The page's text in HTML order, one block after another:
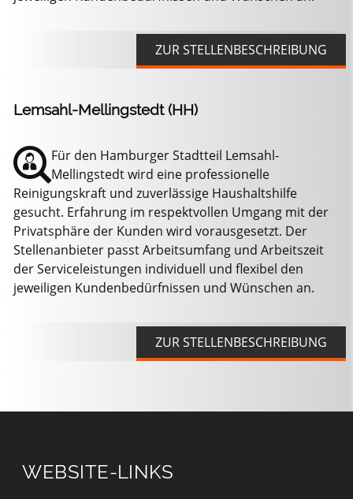
ZUR STELLENBESCHREIBUNG
Lemsahl-Mellingstedt (HH)
Für den Hamburger Stadtteil Lemsahl-
Mellingstedt wird eine professionelle
Reinigungskraft und zuverlässige Haushaltshilfe
gesucht. Erfahrung im respektvollen Umgang mit der
Privatsphäre der Kunden wird vorausgesetzt. Der
Stellenanbieter passt Arbeitsumfang und Arbeitszeit
der Serviceleistungen individuell und flexibel den
jeweiligen Kundenbedürfnissen und Wünschen an.
ZUR STELLENBESCHREIBUNG
WEBSITE-LINKS